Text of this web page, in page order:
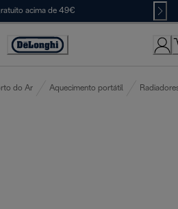
acima de 49€
Accessibility
do Ar Aquecimento portátil